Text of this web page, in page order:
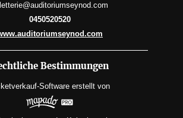
0450520520
Bestimmungen
Software erstellt von